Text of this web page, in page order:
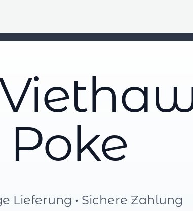
Poke
Lieferung • Sichere Zahlung